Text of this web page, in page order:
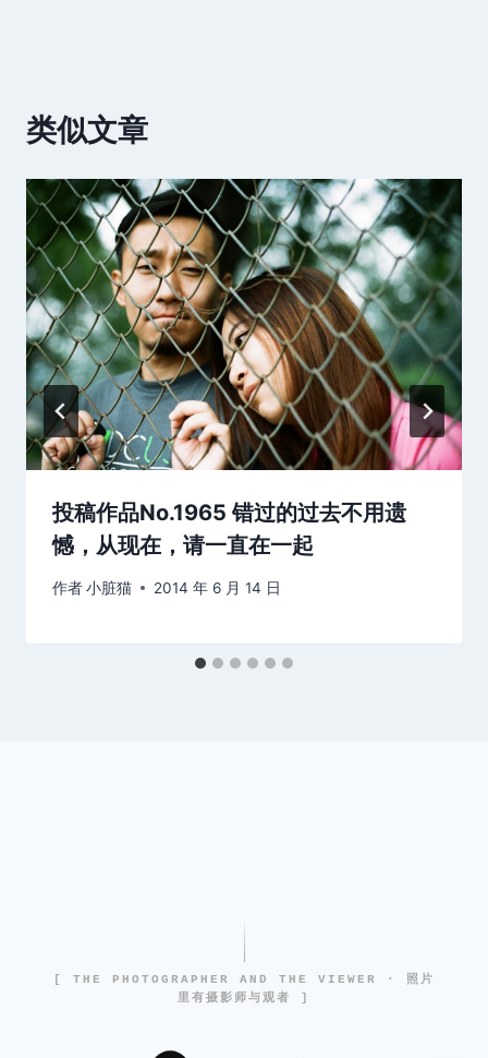
类似文章
投稿作品No.1965 错过的过去不用遗
憾，从现在，请一直在一起
作者小脏猫 2014 年 6 月 14 日
[ THE PHOTOGRAPHER AND THE VIEWER · 照片
里有摄影师与观者 ]